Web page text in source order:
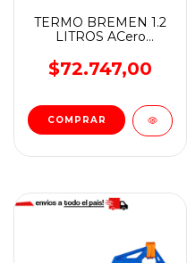
TERMO BREMEN 1.2
LITROS ACero
$72.747,00